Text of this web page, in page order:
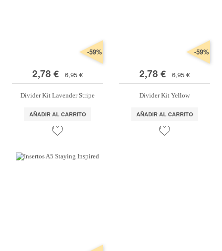
2,78 € 6,95 €
-59%
Divider Kit Lavender Stripe
AÑADIR AL CARRITO
2,78 € 6,95 €
-59%
Divider Kit Yellow
AÑADIR AL CARRITO